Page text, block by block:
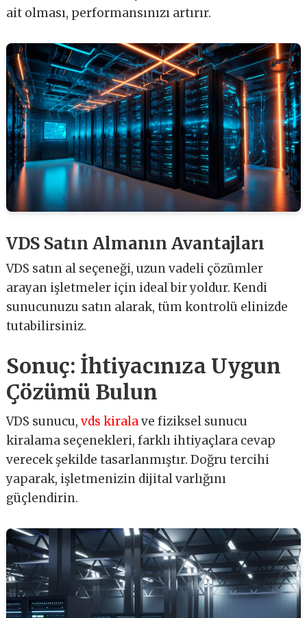
ait olması, performansınızı artırır.
VDS Satın Almanın Avantajları
VDS satın al seçeneği, uzun vadeli çözümler
arayan işletmeler için ideal bir yoldur. Kendi
sunucunuzu satın alarak, tüm kontrolü elinizde
tutabilirsiniz.
Sonuç: İhtiyacınıza Uygun
Çözümü Bulun
VDS sunucu,vds kiralave fiziksel sunucu
kiralama seçenekleri, farklı ihtiyaçlara cevap
verecek şekilde tasarlanmıştır. Doğru tercihi
yaparak, işletmenizin dijital varlığını
güçlendirin.